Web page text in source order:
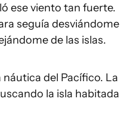
ese viento tan fuerte.
seguía desviándome
de las islas.
del Pacífico. La
la isla habitada